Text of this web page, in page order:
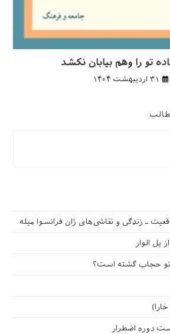
تو را وهم بیابان نکشد
۳۱ اردیبهشت ۱۴۰۴
ـ زندگی و نقاشی‌های ژان فرانسوا میله
الوار
حجاب گشته است؟
دوره اضطرار